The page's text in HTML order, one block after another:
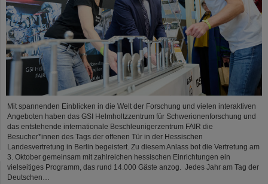
Mit spannenden Einblicken in die Welt der Forschung und vielen interaktiven
Angeboten haben das GSI Helmholtzzentrum für Schwerionenforschung und
das entstehende internationale Beschleunigerzentrum FAIR die
Besucher*innen des Tags der offenen Tür in der Hessischen
Landesvertretung in Berlin begeistert. Zu diesem Anlass bot die Vertretung am
3. Oktober gemeinsam mit zahlreichen hessischen Einrichtungen ein
vielseitiges Programm, das rund 14.000 Gäste anzog. Jedes Jahr am Tag der
Deutschen…